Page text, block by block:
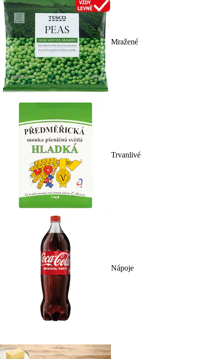
Mražené
Trvanlivé
Nápoje